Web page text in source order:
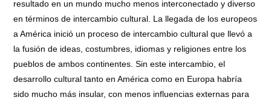
resultado en un mundo mucho menos interconectado y diverso
en términos de intercambio cultural. La llegada de los europeos
a América inició un proceso de intercambio cultural que llevó a
la fusión de ideas, costumbres, idiomas y religiones entre los
pueblos de ambos continentes. Sin este intercambio, el
desarrollo cultural tanto en América como en Europa habría
sido mucho más insular, con menos influencias externas para